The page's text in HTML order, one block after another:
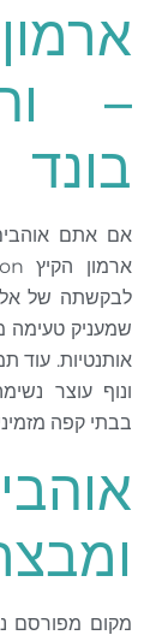
–
בונד
אם אתם
לבקשתה של
שמעניק טעימה
אותנטיות. עוד
ונוף עוצר
בבתי קפה
מקום מפורסם